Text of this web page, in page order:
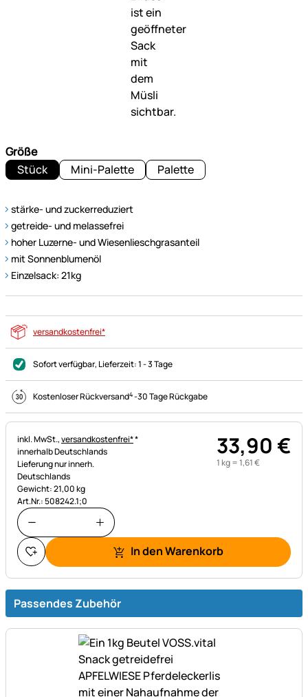
Größe
Stück
Mini-Palette Palette
stärke- und zuckerreduziert
getreide- und melassefrei
hoher Luzerne- und Wiesenlieschgrasanteil
mit Sonnenblumenöl
Einzelsack: 21kg
versandkostenfrei*
Sofort verfügbar, Lieferzeit:1 - 3 Tage
Kostenloser Rückversand4-30 Tage Rückgabe
Steuerhinweis:
inkl. MwSt.,versandkostenfrei**
innerhalb Deutschlands
Lieferung nur innerh.
Deutschlands
Gewicht: 21,00 kg
Art.Nr.: 508242.1;0
33,90€
1 kg =1,61€
In den Warenkorb
Passendes Zubehör